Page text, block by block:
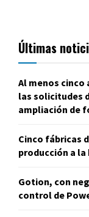
Últimas
Al menos
las solicitudes
ampliación de
Cinco fábricas
producción a la
Gotion, con
control de